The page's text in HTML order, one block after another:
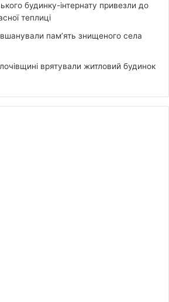
будинку-інтернату привезли до
теплиці
пам’ять знищеного села
врятували житловий будинок